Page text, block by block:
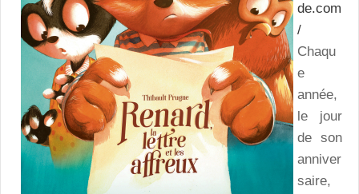
de.com
/
Chaqu
e
année,
le jour
de son
anniver
saire,